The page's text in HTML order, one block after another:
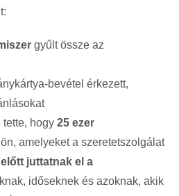
gyűlt össze az
bevétel érkezett,
tette, hogy 25 ezer
amelyeket a szeretetszolgálat
juttatnak el a
időseknek és azoknak, akik